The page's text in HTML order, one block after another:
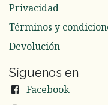
Privacidad
Términos y
Devolución
Síguenos en
Facebook